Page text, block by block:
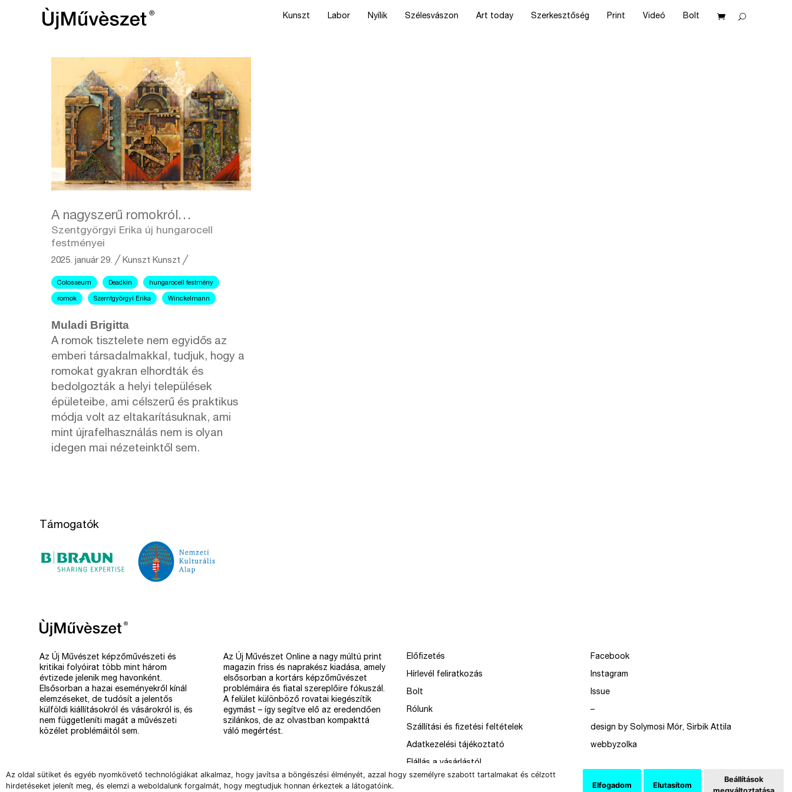
Az oldal sütiket és egyéb nyomkövető technológiákat alkalmaz, hogy javítsa a böngészési élményét, azzal hogy személyre szabott tartalmakat és célzott
hirdetéseket jelenít meg, és elemzi a weboldalunk forgalmát, hogy megtudjuk honnan érkeztek a látogatóink.
Elfogadom Elutasítom
Beállítások
Kunszt Labor Nyílik Szélesvászon Art today Szerkesztőség Print Videó Bolt
A nagyszerű romokról…
Szentgyörgyi Erika új hungarocell
festményei
2025. január 29. ╱ Kunszt Kunszt ╱
Colosseum Deadkin hungarocell festmény
romok Szerntgyörgyi Erika Winckelmann
Muladi Brigitta
A romok tisztelete nem egyidős az
emberi társadalmakkal, tudjuk, hogy a
romokat gyakran elhordták és
bedolgozták a helyi települések
épületeibe, ami célszerű és praktikus
módja volt az eltakarításuknak, ami
mint újrafelhasználás nem is olyan
idegen mai nézeteinktől sem.
Támogatók
Az Új Művészet képzőművészeti és
kritikai folyóirat több mint három
évtizede jelenik meg havonként.
Elsősorban a hazai eseményekről kínál
elemzéseket, de tudósít a jelentős
külföldi kiállításokról és vásárokról is, és
nem függetleníti magát a művészeti
közélet problémáitól sem.
Az Új Művészet Online a nagy múltú print
magazin friss és naprakész kiadása, amely
elsősorban a kortárs képzőművészet
problémáira és fiatal szereplőire fókuszál.
A felület különböző rovatai kiegészítik
egymást – így segítve elő az eredendően
szilánkos, de az olvastban kompakttá
váló megértést.
Előfizetés
Hírlevél feliratkozás
Bolt
Rólunk
Szállítási és fizetési feltételek
Adatkezelési tájékoztató
Elállás a vásárlástól
Facebook
Instagram
Issue
–
design by Solymosi Mór, Sirbik Attila
webbyzolka
Copyright 2008-2026 Új Művészet